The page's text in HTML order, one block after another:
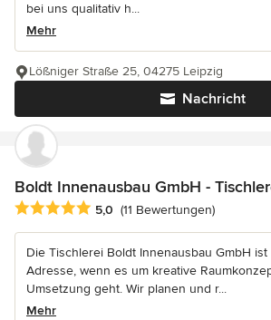
bei uns qualitativ h...
Mehr
Nachricht
Lößniger Straße 25, 04275 Leipzig
Boldt Innenausbau GmbH -
Durchschnittliche Bewertung: 5 von 5
5,0 (11 Bewertungen)
Die Tischlerei Boldt Innenausbau GmbH ist
Adresse, wenn es um kreative
Umsetzung geht. Wir planen und r...
Mehr